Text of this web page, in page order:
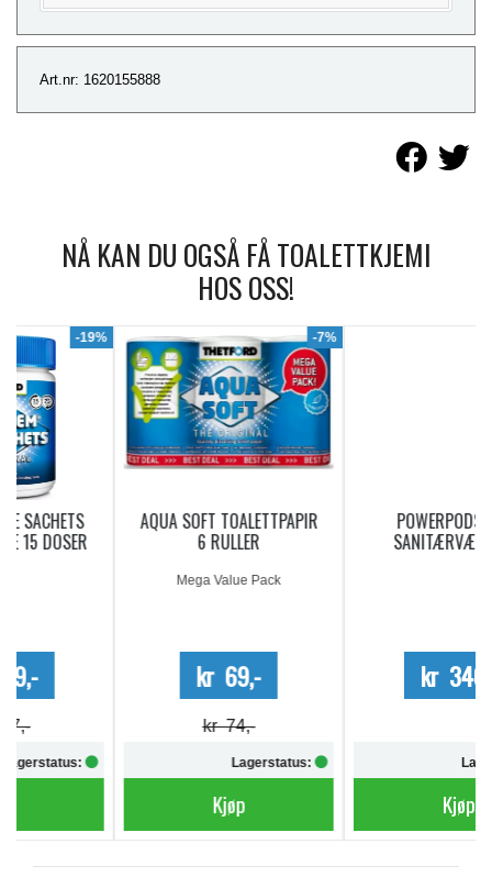
Art.nr: 1620155888
NÅ KAN DU OGSÅ FÅ TOALETTKJEMI
HOS OSS!
-7%
AQUA SOFT TOALETTPAPIR
Mega Value Pack
POWERPODS BLUE
SANITÆRVÆSKE 20